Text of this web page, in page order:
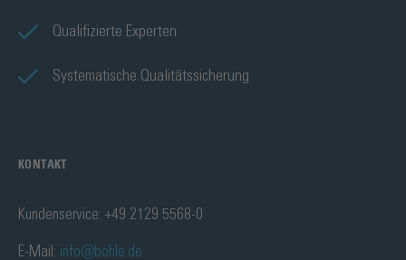
Qualifizierte Experten
Systematische Qualitätssicherung
KONTAKT
Kundenservice: +49 2129 5568-0
E-Mail: info@bohle.de